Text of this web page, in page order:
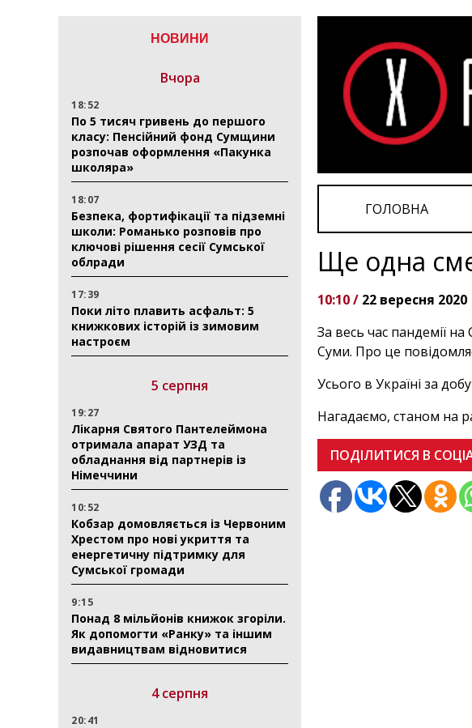
ГОЛОВНА
НОВИНИ
Вчора
18:52
По 5 тисяч гривень до першого
класу: Пенсійний фонд Сумщини
розпочав оформлення «Пакунка
школяра»
18:07
Безпека, фортифікації та підземні
школи: Романько розповів про
ключові рішення сесії Сумської
облради
17:39
Поки літо плавить асфальт: 5
книжкових історій із зимовим
настроєм
5 серпня
19:27
Лікарня Святого Пантелеймона
отримала апарат УЗД та
обладнання від партнерів із
Німеччини
10:52
Кобзар домовляється із Червоним
Хрестом про нові укриття та
енергетичну підтримку для
Сумської громади
9:15
Понад 8 мільйонів книжок згоріли.
Як допомогти «Ранку» та іншим
видавництвам відновитися
4 серпня
20:41
Ще одна
10:10 / 22 вересня 2020
За весь час пандемії
Суми. Про це
Усього в Україні за
Нагадаємо, станом на
ПОДІЛИТИСЯ В